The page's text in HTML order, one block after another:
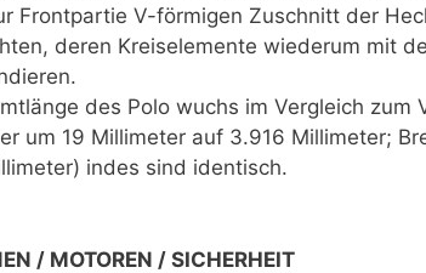
Frontpartie V-förmigen Zuschnitt der
deren Kreiselemente wiederum mit
des Polo wuchs im Vergleich
um 19 Millimeter auf 3.916 Millimeter;
indes sind identisch.
/ MOTOREN / SICHERHEIT